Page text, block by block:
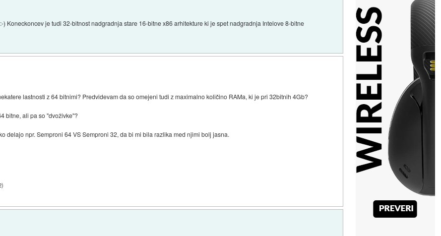
Koneckoncev je tudi 32-bitnost nadgradnja stare 16-bitne x86 arhitekture ki je spet nadgradnja Intelove 8-bitne
lastnosti z 64 bitnimi? Predvidevam da so omejeni tudi z maximalno količino RAMa, ki je pri 32bitnih 4Gb?
bitne, ali pa so ''dvoživke''?
delajo npr. Semproni 64 VS Semproni 32, da bi mi bila razlika med njimi bolj jasna.
)